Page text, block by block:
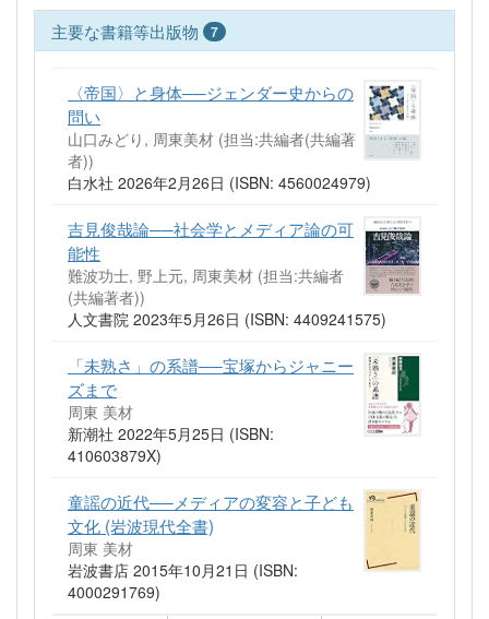
主要な書籍等出版物 7
〈帝国〉と身体──ジェンダー史からの
問い
山口みどり, 周東美材 (担当:共編者(共編著
者))
白水社 2026年2月26日 (ISBN: 4560024979)
吉見俊哉論──社会学とメディア論の可
能性
難波功士, 野上元, 周東美材 (担当:共編者
(共編著者))
人文書院 2023年5月26日 (ISBN: 4409241575)
「未熟さ」の系譜──宝塚からジャニー
ズまで
周東 美材
新潮社 2022年5月25日 (ISBN:
410603879X)
童謡の近代──メディアの変容と子ども
文化 (岩波現代全書)
周東 美材
岩波書店 2015年10月21日 (ISBN:
4000291769)